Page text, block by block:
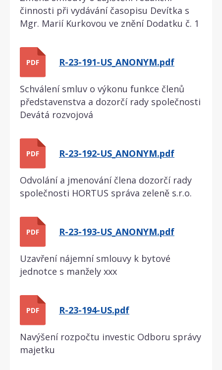
činnosti při vydávání časopisu Devítka s
Mgr. Marií Kurkovou ve znění Dodatku č. 1
PDF R-23-191-US_ANONYM.pdf
Schválení smluv o výkonu funkce členů
představenstva a dozorčí rady společnosti
Devátá rozvojová
PDF R-23-192-US_ANONYM.pdf
Odvolání a jmenování člena dozorčí rady
společnosti HORTUS správa zeleně s.r.o.
PDF R-23-193-US_ANONYM.pdf
Uzavření nájemní smlouvy k bytové
jednotce s manžely xxx
PDF R-23-194-US.pdf
Navýšení rozpočtu investic Odboru správy
majetku